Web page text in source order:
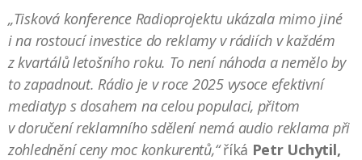
„Tisková konference Radioprojektu ukázala mimo jiné
i na rostoucí investice do reklamy v rádiích v každém
z kvartálů letošního roku. To není náhoda a nemělo by
to zapadnout. Rádio je v roce 2025 vysoce efektivní
mediatyp s dosahem na celou populaci, přitom
v doručení reklamního sdělení nemá audio reklama při
zohlednění ceny moc konkurentů,“říká Petr Uchytil,